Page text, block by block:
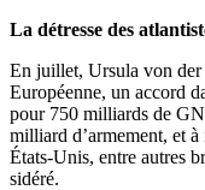
La détresse des
En juillet, Ursula von der
Européenne, un accord
pour 750 milliards de
milliard d’armement, et
États-Unis, entre autres
sidéré.